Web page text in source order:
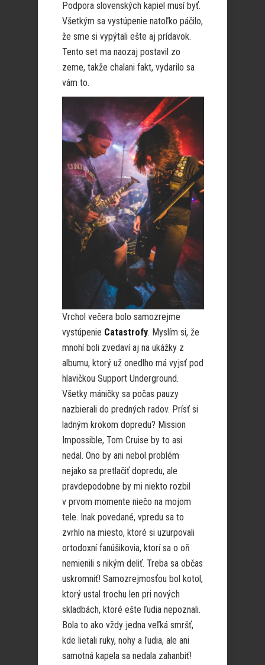
Podpora slovenských kapiel musí byť.
Všetkým sa vystúpenie natoľko páčilo,
že sme si vypýtali ešte aj prídavok.
Tento set ma naozaj postavil zo
zeme, takže chalani fakt, vydarilo sa
vám to.
Vrchol večera bolo samozrejme
vystúpenie Catastrofy. Myslím si, že
mnohí boli zvedaví aj na ukážky z
albumu, ktorý už onedlho má vyjsť pod
hlavičkou Support Underground.
Všetky máničky sa počas pauzy
nazbierali do predných radov. Prísť si
ladným krokom dopredu? Mission
Impossible, Tom Cruise by to asi
nedal. Ono by ani nebol problém
nejako sa pretlačiť dopredu, ale
pravdepodobne by mi niekto rozbil
v prvom momente niečo na mojom
tele. Inak povedané, vpredu sa to
zvrhlo na miesto, ktoré si uzurpovali
ortodoxní fanúšikovia, ktorí sa o oň
nemienili s nikým deliť. Treba sa občas
uskromniť! Samozrejmosťou bol kotol,
ktorý ustal trochu len pri nových
skladbách, ktoré ešte ľudia nepoznali.
Bola to ako vždy jedna veľká smršť,
kde lietali ruky, nohy a ľudia, ale ani
samotná kapela sa nedala zahanbiť!